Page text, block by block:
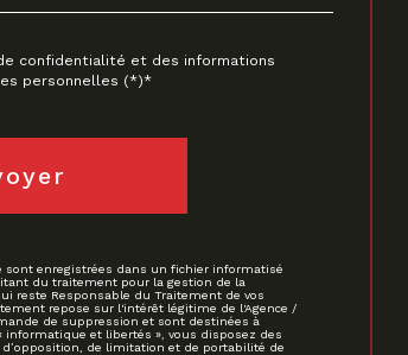
confidentialité et des informations
personnelles (*)*
enregistrées dans un fichier informatisé
du traitement pour la gestion de la
reste Responsable du Traitement de vos
repose sur l'intérêt légitime de l'Agence /
de suppression et sont destinées à
informatique et libertés », vous disposez des
d’opposition, de limitation et de portabilité de